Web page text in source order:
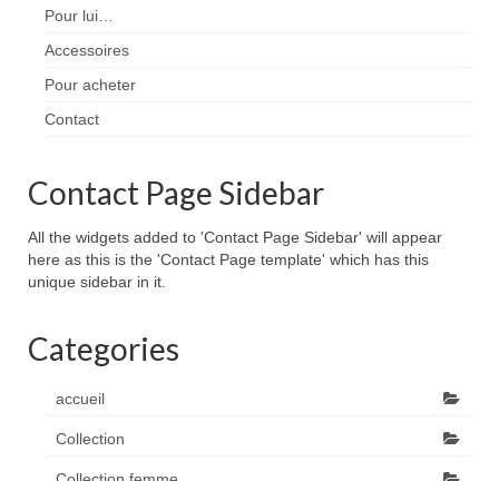
Pour lui…
Accessoires
Pour acheter
Contact
Contact Page Sidebar
All the widgets added to 'Contact Page Sidebar' will appear
here as this is the 'Contact Page template' which has this
unique sidebar in it.
Categories
accueil
Collection